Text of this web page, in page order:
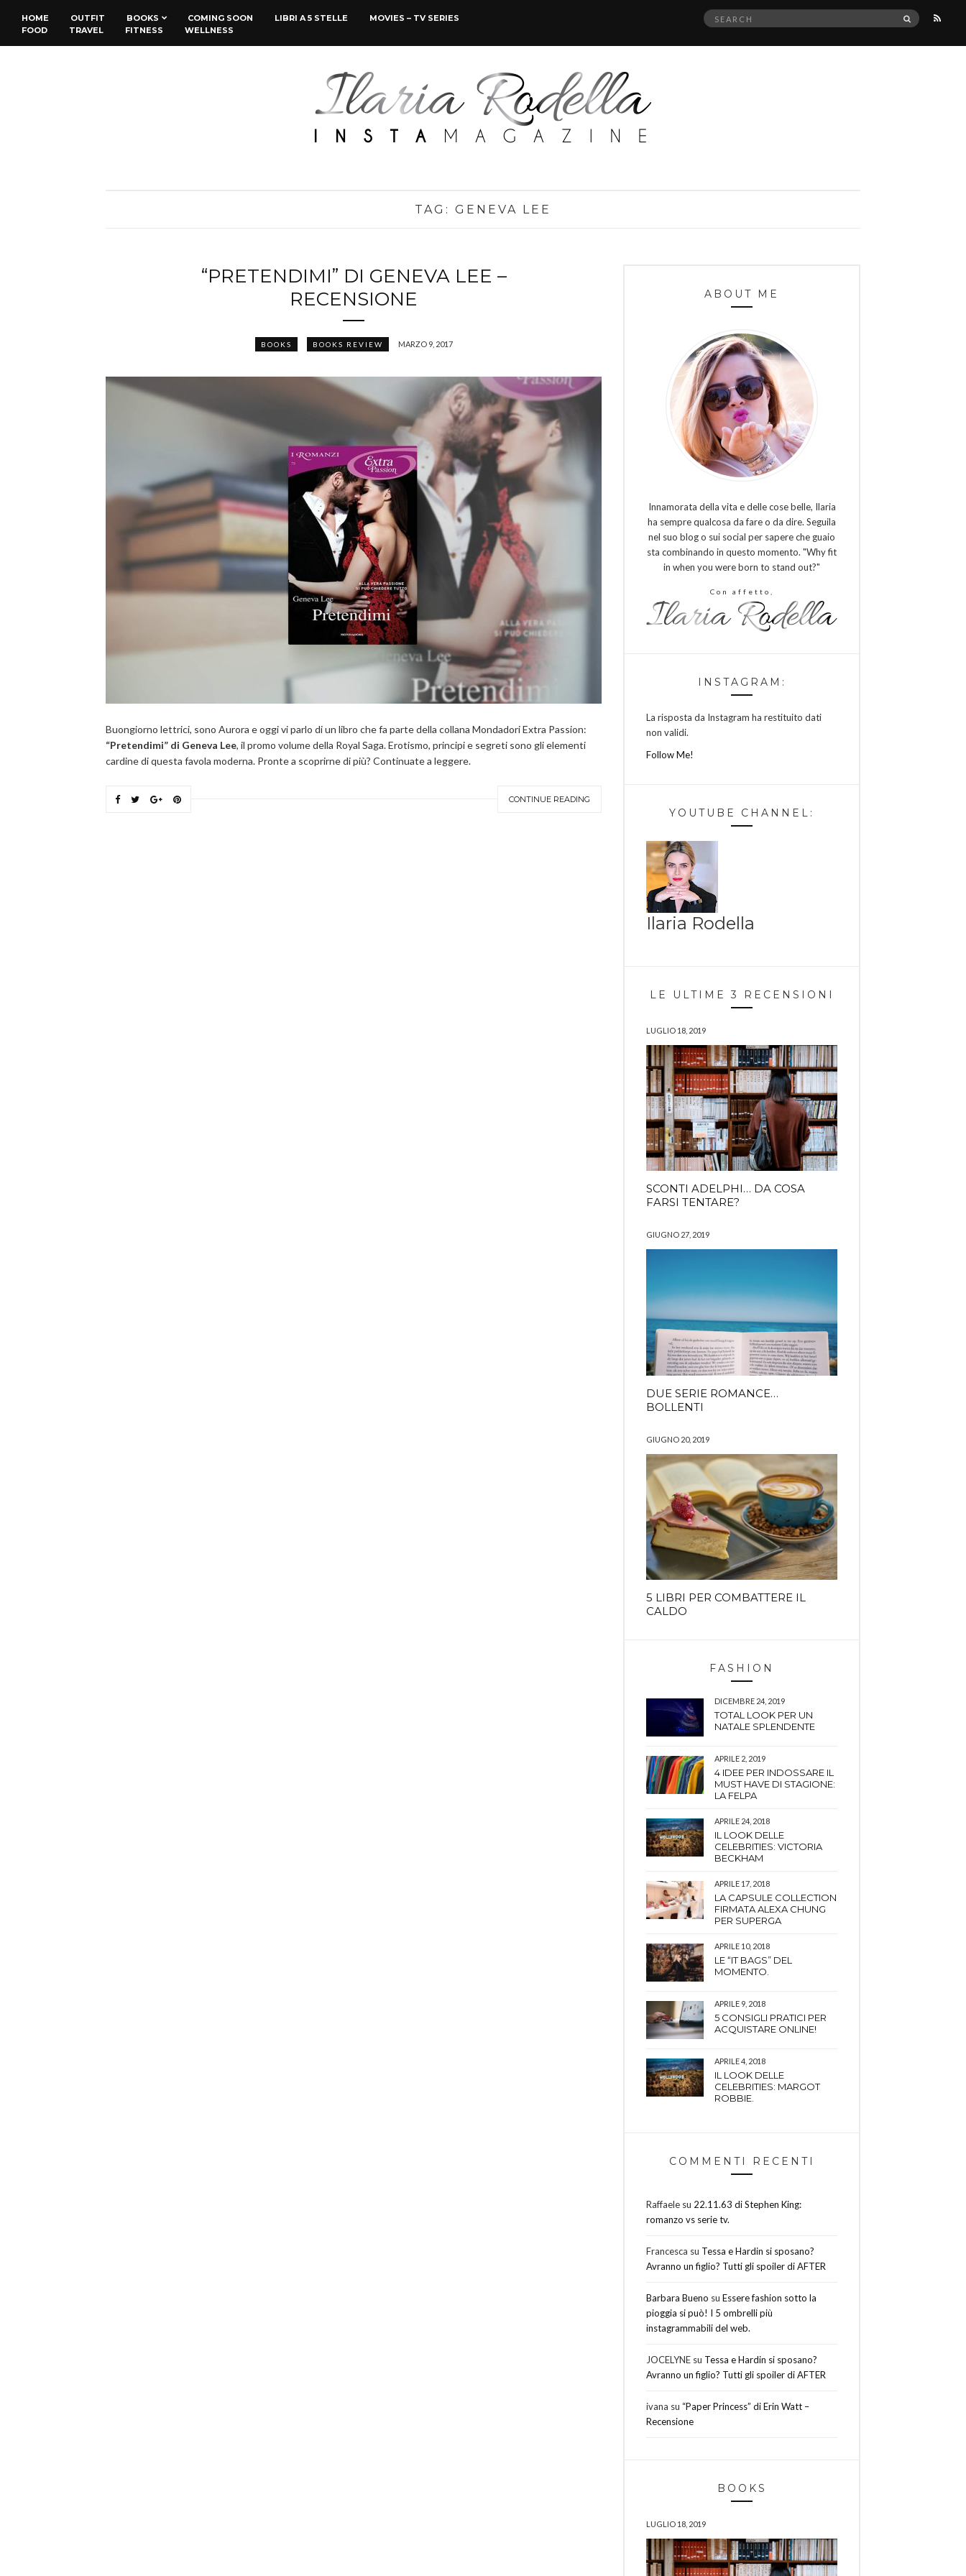
HOME OUTFIT BOOKS COMING SOON LIBRI A 5 STELLE
MOVIES – TV SERIES
FOOD
TRAVEL FITNESS WELLNESS
Search
SEARCH
TAG: GENEVA LEE
“PRETENDIMI” DI GENEVA LEE –
RECENSIONE
BOOKS BOOKS REVIEW MARZO 9, 2017
Buongiorno lettrici, sono Aurora e oggi vi parlo di un libro che fa parte della collana Mondadori Extra Passion:
“Pretendimi” di Geneva Lee, il promo volume della Royal Saga. Erotismo, principi e segreti sono gli elementi
cardine di questa favola moderna. Pronte a scoprirne di più? Continuate a leggere.
CONTINUE READING
ABOUT ME
Innamorata della vita e delle cose belle, Ilaria
ha sempre qualcosa da fare o da dire. Seguila
nel suo blog o sui social per sapere che guaio
sta combinando in questo momento. "Why fit
in when you were born to stand out?"
Con affetto,
INSTAGRAM:
La risposta da Instagram ha restituito dati
non validi.
Follow Me!
YOUTUBE CHANNEL:
Ilaria Rodella
LE ULTIME 3 RECENSIONI
LUGLIO 18, 2019
SCONTI ADELPHI… DA COSA
FARSI TENTARE?
GIUGNO 27, 2019
DUE SERIE ROMANCE…
BOLLENTI
GIUGNO 20, 2019
5 LIBRI PER COMBATTERE IL
CALDO
FASHION
DICEMBRE 24, 2019
TOTAL LOOK PER UN
NATALE SPLENDENTE
APRILE 2, 2019
4 IDEE PER INDOSSARE IL
MUST HAVE DI STAGIONE:
LA FELPA
APRILE 24, 2018
IL LOOK DELLE
CELEBRITIES: VICTORIA
BECKHAM
APRILE 17, 2018
LA CAPSULE COLLECTION
FIRMATA ALEXA CHUNG
PER SUPERGA
APRILE 10, 2018
LE “IT BAGS” DEL
MOMENTO.
APRILE 9, 2018
5 CONSIGLI PRATICI PER
ACQUISTARE ONLINE!
APRILE 4, 2018
IL LOOK DELLE
CELEBRITIES: MARGOT
ROBBIE.
COMMENTI RECENTI
Raffaele su 22.11.63 di Stephen King:
romanzo vs serie tv.
Francesca su Tessa e Hardin si sposano?
Avranno un figlio? Tutti gli spoiler di AFTER
Barbara Bueno su Essere fashion sotto la
pioggia si può! I 5 ombrelli più
instagrammabili del web.
JOCELYNE su Tessa e Hardin si sposano?
Avranno un figlio? Tutti gli spoiler di AFTER
ivana su “Paper Princess” di Erin Watt –
Recensione
BOOKS
LUGLIO 18, 2019